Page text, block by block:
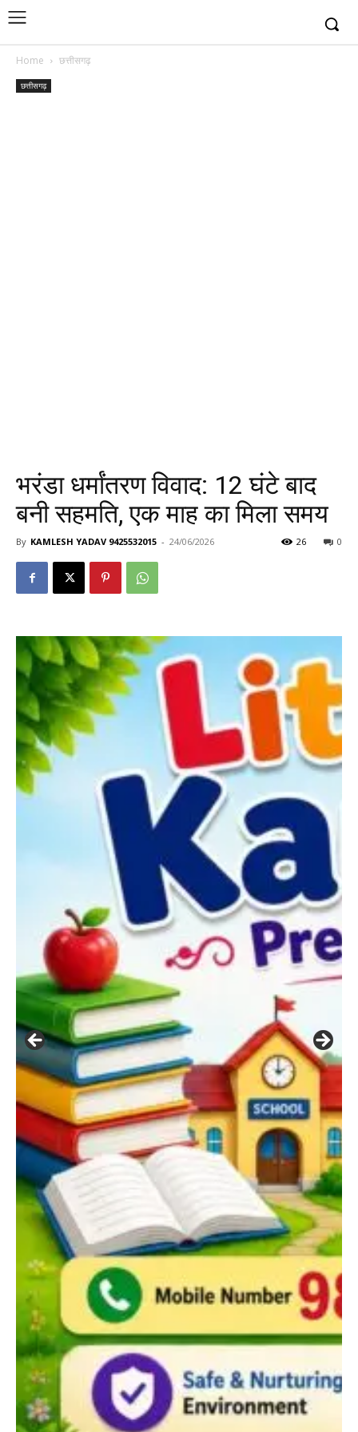
Home छत्तीसगढ़
छत्तीसगढ़
भरंडा धर्मांतरण विवाद: 12 घंटे बाद
बनी सहमति, एक माह का मिला समय
By KAMLESH YADAV 9425532015 - 24/06/2026 0
26